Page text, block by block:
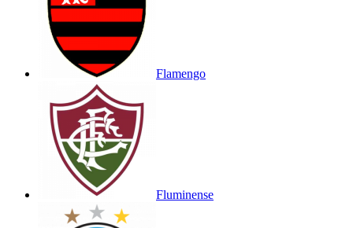
Flamengo
Fluminense